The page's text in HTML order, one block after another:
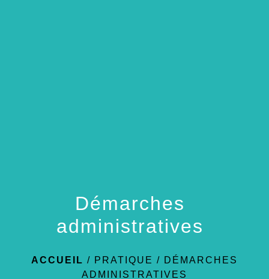
Démarches
administratives
ACCUEIL / PRATIQUE / DÉMARCHES
ADMINISTRATIVES